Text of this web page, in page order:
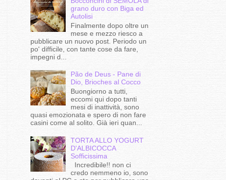
grano duro con Biga ed
Autolisi
Finalmente dopo oltre un
mese e mezzo riesco a
pubblicare un nuovo post. Periodo un
po' difficile, con tante cose da fare,
impegni d...
Pão de Deus - Pane di
Dio, Brioches al Cocco
Buongiorno a tutti,
eccomi qui dopo tanti
mesi di inattività, sono
quasi emozionata e spero di non fare
casini come al solito. Già ieri quan...
TORTA ALLO YOGURT
D'ALBICOCCA
Sofficissima
Incredibile!! non ci
credo nemmeno io, sono